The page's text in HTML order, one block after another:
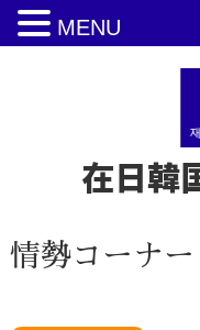
在日韓
情勢コーナー
MENU